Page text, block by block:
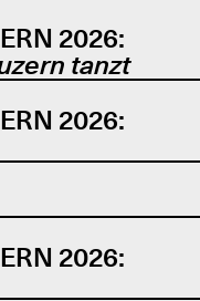
2026:
tanzt
2026:
2026: